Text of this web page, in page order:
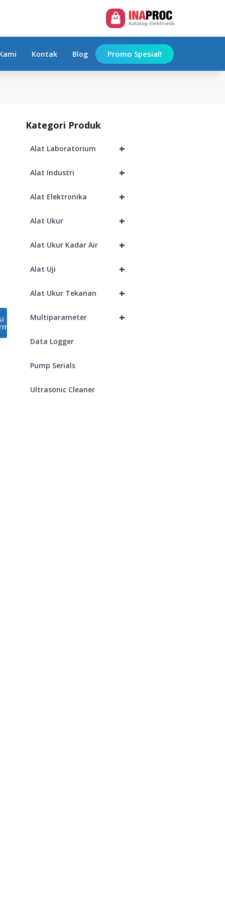
Kontak Blog Promo Spesial!
Kategori Produk
+
Alat Laboratorium
+
Alat Industri
+
Alat Elektronika
+
Alat Ukur
+
Alat Ukur Kadar Air
+
Alat Uji
+
Alat Ukur Tekanan
+
Multiparameter
Data Logger
Pump Serials
Ultrasonic Cleaner
Add to Cart